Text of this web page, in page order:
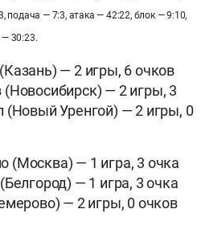
подача — 7:3, атака — 42:22, блок — 9:10,
— 30:23.
— 2 игры, 6 очков
— 2 игры, 3
(Новый Уренгой) — 2 игры, 0
(Москва) — 1 игра, 3 очка
— 1 игра, 3 очка
— 2 игры, 0 очков